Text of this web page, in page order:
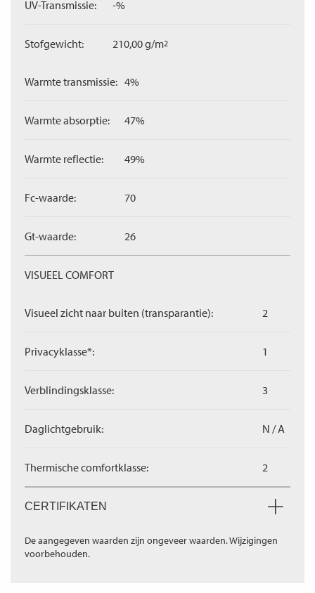
UV-Transmissie: -%
Stofgewicht: 210,00 g/m2
Warmte transmissie: 4%
Warmte absorptie: 47%
Warmte reflectie: 49%
Fc-waarde: 70
Gt-waarde: 26
VISUEEL COMFORT
Visueel zicht naar buiten (transparantie): 2
Privacyklasse*: 1
Verblindingsklasse: 3
Daglichtgebruik: N / A
Thermische comfortklasse: 2
CERTIFIKATEN
De aangegeven waarden zijn ongeveer waarden. Wijzigingen
voorbehouden.